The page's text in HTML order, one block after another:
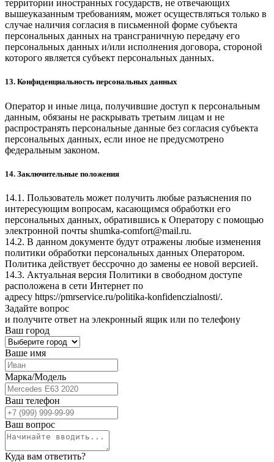
территории иностранных государств, не отвечающих
вышеуказанным требованиям, может осуществляться только в
случае наличия согласия в письменной форме субъекта
персональных данных на трансграничную передачу его
персональных данных и/или исполнения договора, стороной
которого является субъект персональных данных.
13. Конфиденциальность персональных данных
Оператор и иные лица, получившие доступ к персональным
данным, обязаны не раскрывать третьим лицам и не
распространять персональные данные без согласия субъекта
персональных данных, если иное не предусмотрено
федеральным законом.
14. Заключительные положения
14.1. Пользователь может получить любые разъяснения по
интересующим вопросам, касающимся обработки его
персональных данных, обратившись к Оператору с помощью
электронной почты shumka-comfort@mail.ru.
14.2. В данном документе будут отражены любые изменения
политики обработки персональных данных Оператором.
Политика действует бессрочно до замены ее новой версией.
14.3. Актуальная версия Политики в свободном доступе
расположена в сети Интернет по
адресу https://pmrservice.ru/politika-konfidenczialnosti/.
Задайте вопрос
и получите ответ на элекронный ящик или по телефону
Ваш город
Ваше имя
Марка/Модель
Ваш телефон
Ваш вопрос
Куда вам ответить?